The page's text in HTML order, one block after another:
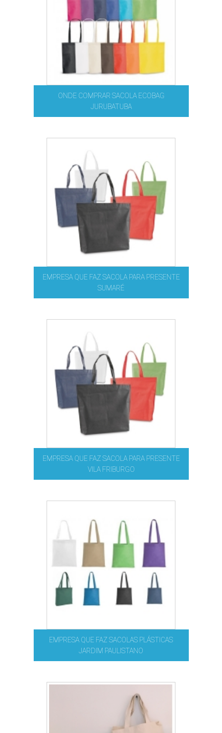
ONDE COMPRAR SACOLA ECOBAG
JURUBATUBA
EMPRESA QUE FAZ SACOLA PARA PRESENTE
SUMARÉ
EMPRESA QUE FAZ SACOLA PARA PRESENTE
VILA FRIBURGO
EMPRESA QUE FAZ SACOLAS PLÁSTICAS
JARDIM PAULISTANO